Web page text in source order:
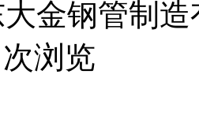
金钢管制
次浏览